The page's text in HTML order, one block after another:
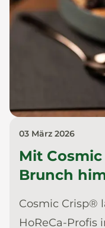
03 März 2026
Mit
Brunch
Cosmic Crisp®
HoReCa-Profis